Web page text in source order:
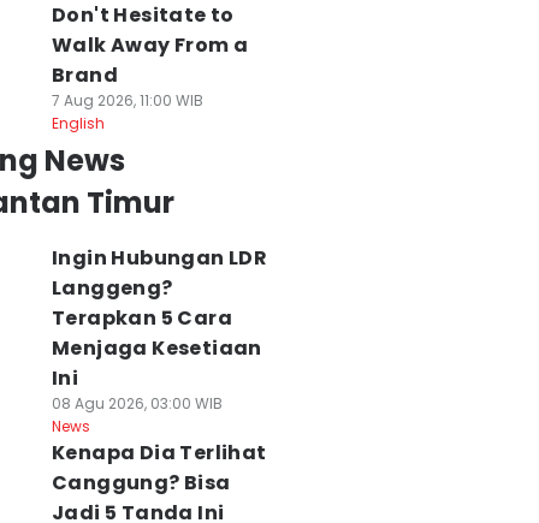
109 Jadi 72
Pemprov
Kebut
PLN
Agu 2026, 13:00 WIB
Wagub Kaltim
Minta Tata Niaga
Sawit Lebih Adil
08 Agu 2026, 11:00 WIB
Don't Hesitate to
Walk Away From a
Brand
7 Aug 2026, 11:00 WIB
English
News
Timur
Ingin Hubungan LDR
Langgeng?
Terapkan 5 Cara
Menjaga Kesetiaan
Ini
08 Agu 2026, 03:00 WIB
News
Kenapa Dia Terlihat
Canggung? Bisa
Jadi 5 Tanda Ini